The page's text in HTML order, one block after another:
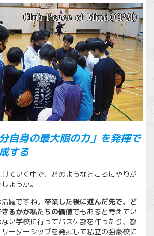
自身の最大限の力」を発揮で
する
ていく中で、どのようなところにやりが
ょうか。
躍ですね。 卒業した後に進んだ先で、ど
るかが私たちの価値でもあると考えてい
い学校に行ってバスケ部を作ったり、都
ーダーシップを発揮して私立の強豪校に